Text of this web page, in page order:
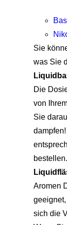
Sie
was Sie
Die
von
Sie
Aromen
sich die